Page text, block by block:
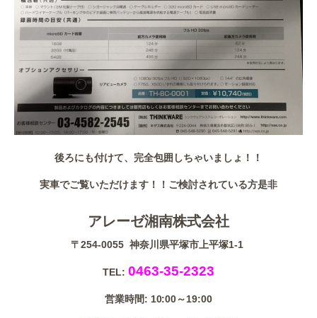
後ろにも付けて、完全包囲しちゃいましょ！！
実車でご覧いただけます！！ご検討されている方是非
アレーゼ湘南株式会社
〒254-0055 神奈川県平塚市上平塚1-1
TEL:0463-35-2323
営業時間: 10:00～19:00